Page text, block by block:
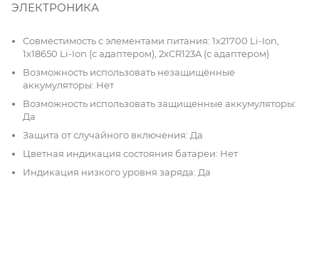
ЭЛЕКТРОНИКА
Совместимость с элементами питания: 1х21700 Li-Ion,
1x18650 Li-Ion (с адаптером), 2хCR123A (с адаптером)
Возможность использовать незащищённые
аккумуляторы: Нет
Возможность использовать защищенные аккумуляторы:
Да
Защита от случайного включения: Да
Цветная индикация состояния батареи: Нет
Индикация низкого уровня заряда: Да